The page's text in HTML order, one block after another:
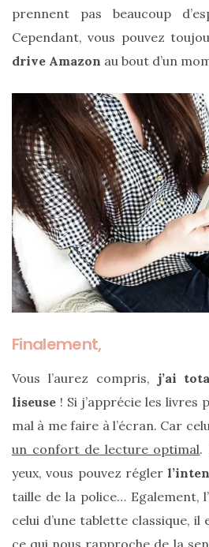
beauté
(10)
Conseils
(54)
Favoris
et
déceptions
(27)
Revues
(478)
Tutoriels
(70)
Lifestyle
adresses/Evénements
(43)
coeur
prennent pas beaucoup
Cependant, vous pouvez
drive Amazon au bout d’un
Finalement,
Vous l’aurez compris, j’ai
liseuse ! Si j’apprécie les livres
mal à me faire à l’écran. Car
un confort de lecture optimal.
yeux, vous pouvez régler
taille de la police… Egalement,
celui d’une tablette classique, il